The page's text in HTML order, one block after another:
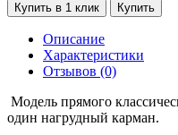
Купить в 1 клик Купить
Описание
Характеристики
Отзывов (0)
Модель прямого
один нагрудный карман.